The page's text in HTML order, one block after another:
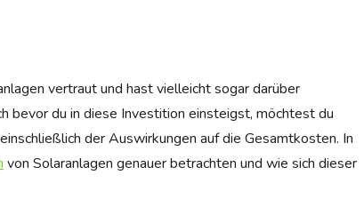
vertraut und hast vielleicht sogar darüber
bevor du in diese Investition einsteigst, möchtest du
der Auswirkungen auf die Gesamtkosten. In
von Solaranlagen genauer betrachten und wie sich dieser